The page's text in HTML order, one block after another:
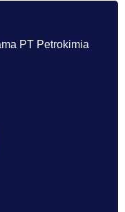
PT Petrokimia